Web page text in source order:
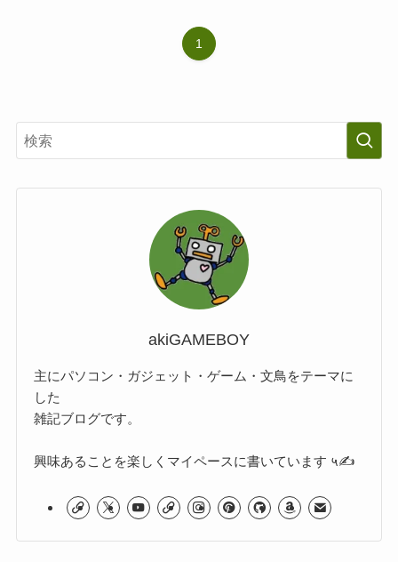
1
akiGAMEBOY
主にパソコン・ガジェット・ゲーム・文鳥をテーマに
した
雑記ブログです。
興味あることを楽しくマイペースに書いています ५✍